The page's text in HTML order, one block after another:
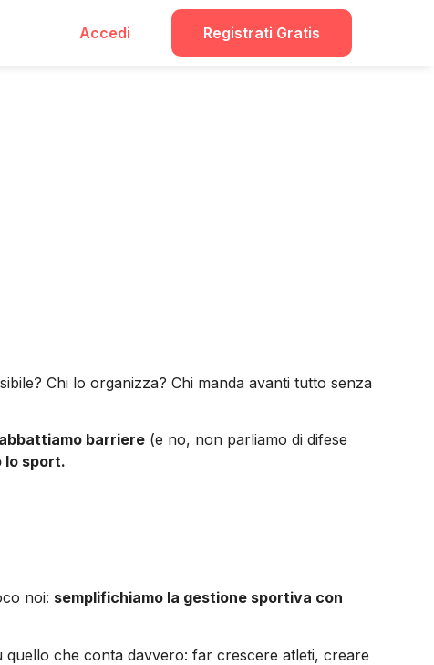
Accedi Registrati Gratis
Chi lo organizza? Chi manda avanti tutto senza
abbattiamo barriere (e no, non parliamo di difese
lo sport.
noi: semplifichiamo la gestione sportiva con
che conta davvero: far crescere atleti, creare